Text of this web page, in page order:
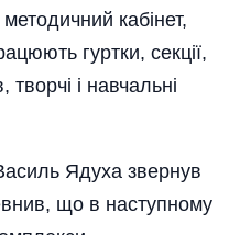
кабінет,
гуртки, секції,
і навчальні
Ядуха звернув
що в наступному